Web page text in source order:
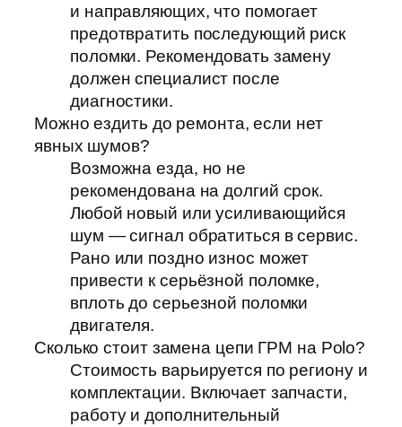
и направляющих, что помогает
предотвратить последующий риск
поломки. Рекомендовать замену
должен специалист после
диагностики.
Можно ездить до ремонта, если нет
явных шумов?
Возможна езда, но не
рекомендована на долгий срок.
Любой новый или усиливающийся
шум — сигнал обратиться в сервис.
Рано или поздно износ может
привести к серьёзной поломке,
вплоть до серьезной поломки
двигателя.
Сколько стоит замена цепи ГРМ на Polo?
Стоимость варьируется по региону и
комплектации. Включает запчасти,
работу и дополнительный